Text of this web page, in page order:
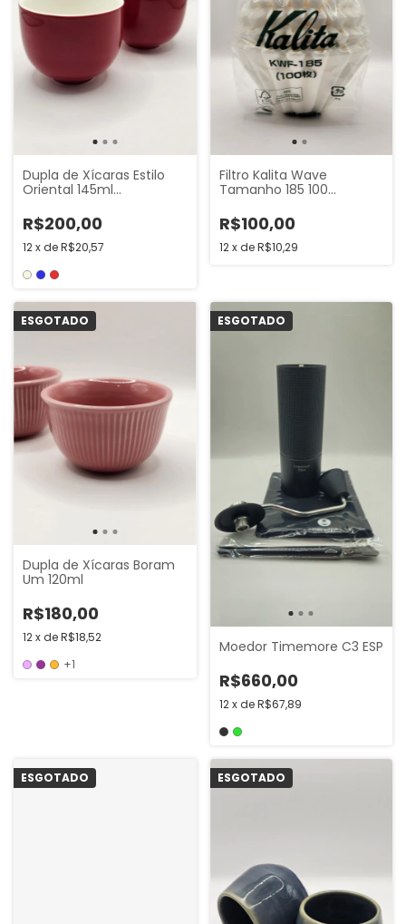
Dupla de Xícaras Estilo
Oriental 145ml
R$200,00
12xdeR$20,57
Filtro Kalita Wave
Tamanho 185 100
R$100,00
12 xdeR$10,29
ESGOTADO
Dupla de Xícaras Boram
Um 120ml
R$180,00
12xdeR$18,52
+1
ESGOTADO
Moedor Timemore C3 ESP
R$660,00
12 xdeR$67,89
ESGOTADO ESGOTADO